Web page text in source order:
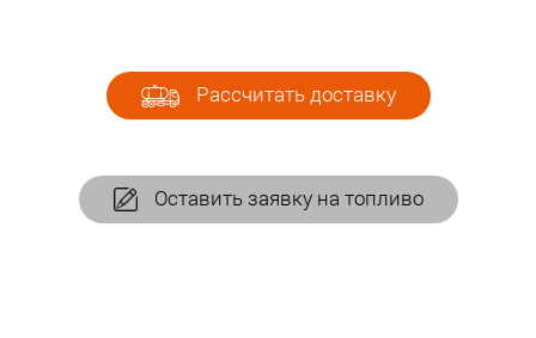
Рассчитать доставку
Оставить заявку на топливо